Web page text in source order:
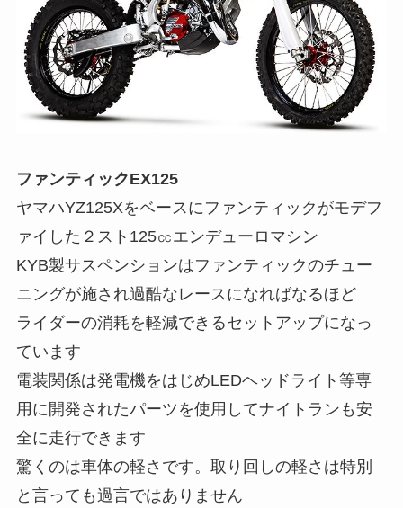
ファンティックEX125
ヤマハYZ125Xをベースにファンティックがモデフ
ァイした２スト125㏄エンデューロマシン
KYB製サスペンションはファンティックのチュー
ニングが施され過酷なレースになればなるほど
ライダーの消耗を軽減できるセットアップになっ
ています
電装関係は発電機をはじめLEDヘッドライト等専
用に開発されたパーツを使用してナイトランも安
全に走行できます
驚くのは車体の軽さです。取り回しの軽さは特別
と言っても過言ではありません